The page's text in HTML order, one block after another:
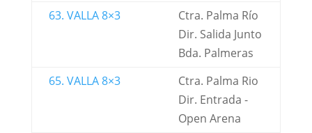
63. VALLA 8×3
Ctra. Palma Río
Dir. Salida Junto
Bda. Palmeras
65. VALLA 8×3
Ctra. Palma Rio
Dir. Entrada -
Open Arena